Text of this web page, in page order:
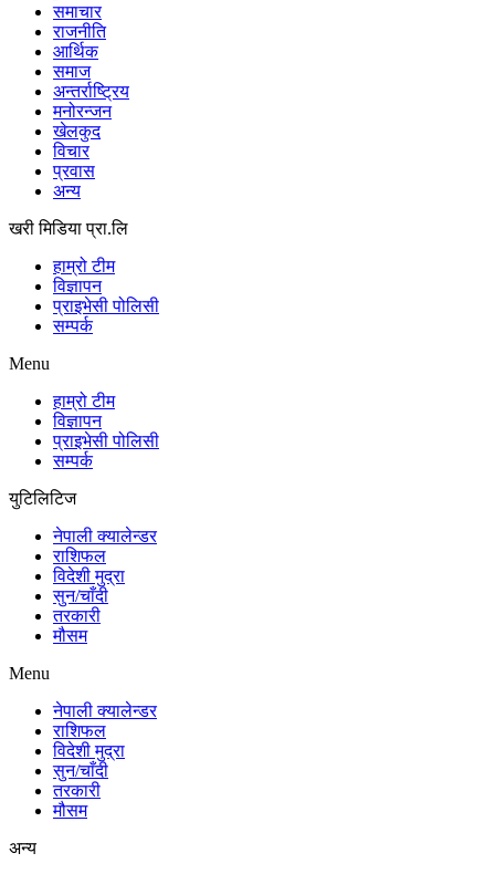
समाचार
राजनीति
आर्थिक
समाज
अन्तर्राष्ट्रिय
मनोरन्जन
खेलकुद
विचार
प्रवास
अन्य
खरी मिडिया प्रा.लि
हाम्रो टीम
विज्ञापन
प्राइभेसी पोलिसी
सम्पर्क
Menu
हाम्रो टीम
विज्ञापन
प्राइभेसी पोलिसी
सम्पर्क
युटिलिटिज
नेपाली क्यालेन्डर
राशिफल
विदेशी मुद्रा
सुन/चाँदी
तरकारी
मौसम
Menu
नेपाली क्यालेन्डर
राशिफल
विदेशी मुद्रा
सुन/चाँदी
तरकारी
मौसम
अन्य